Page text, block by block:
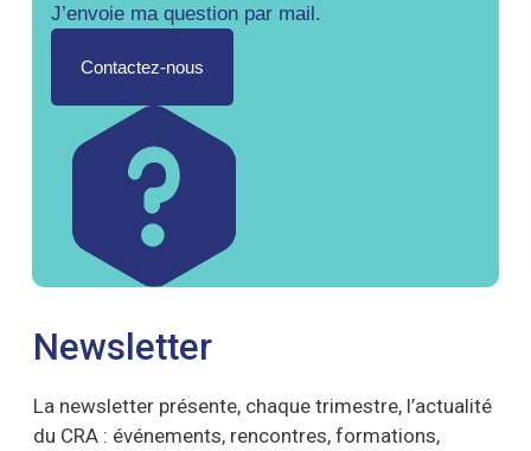
J’envoie ma question par mail.
Contactez-nous
Newsletter
La newsletter présente, chaque trimestre, l’actualité
du CRA : événements, rencontres, formations,